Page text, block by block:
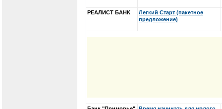
РЕАЛИСТ БАНК
Легкий Старт (пакетное
предложение)